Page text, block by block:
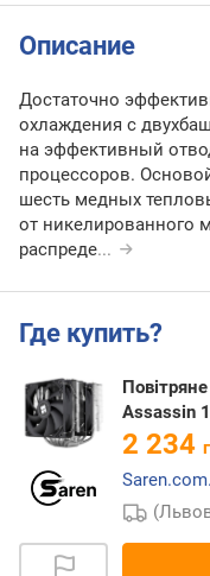
Описание
Достаточно
охлаждения с
на эффективный
процессоров.
шесть медных
от никелированного
распреде...
Где купить?
Assassin
2 234